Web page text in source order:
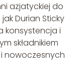
azjatyckiej do
Durian Sticky
konsystencja i
składnikiem
nowoczesnych